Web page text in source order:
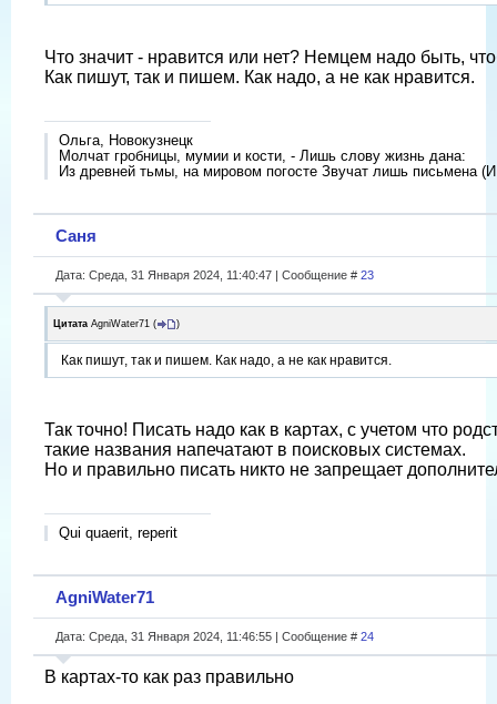
Что значит - нравится или нет? Немцем надо быть,
Как пишут, так и пишем. Как надо, а не как нравится.
Ольга, Новокузнецк
Молчат гробницы, мумии и кости, - Лишь слову жизнь дана:
Из древней тьмы, на мировом погосте Звучат лишь письмена
Саня
Дата: Среда, 31 Января 2024, 11:40:47 | Сообщение # 23
Цитата AgniWater71 ( )
Как пишут, так и пишем. Как надо, а не как нравится.
Так точно! Писать надо как в картах, с учетом что
такие названия напечатают в поисковых системах.
Но и правильно писать никто не запрещает
Qui quaerit, reperit
AgniWater71
Дата: Среда, 31 Января 2024, 11:46:55 | Сообщение # 24
В картах-то как раз правильно